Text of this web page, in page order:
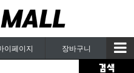
이페이지 장바구니